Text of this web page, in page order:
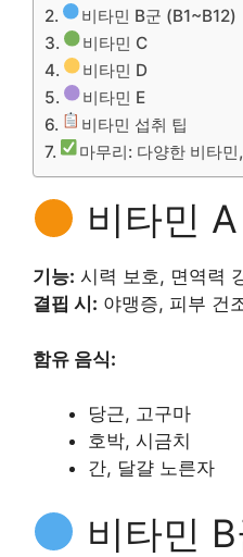
비타민 B군 (B1~B12)
비타민 C
비타민 D
비타민 E
비타민 섭취 팁
마무리: 다양한 비타
비타민 A
기능: 시력 보호, 면역력
결핍 시: 야맹증, 피부 건
함유 음식:
당근, 고구마
호박, 시금치
간, 달걀 노른자
비타민